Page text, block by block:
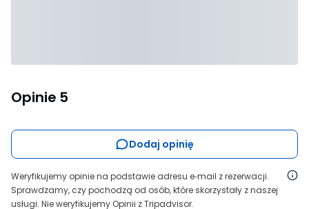
Opinie 5
Dodaj opinię
Weryfikujemy opinie na podstawie adresu e‑mail z rezerwacji.
Sprawdzamy, czy pochodzą od osób, które skorzystały z naszej
usługi. Nie weryfikujemy Opinii z Tripadvisor.